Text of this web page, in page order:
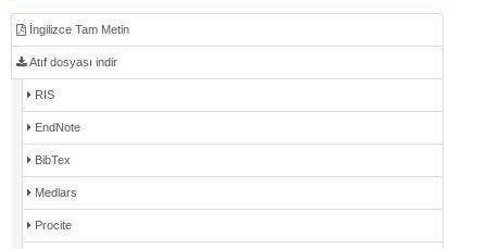
İngilizce Tam Metin
Atıf dosyası indir
RIS
EndNote
BibTex
Medlars
Procite